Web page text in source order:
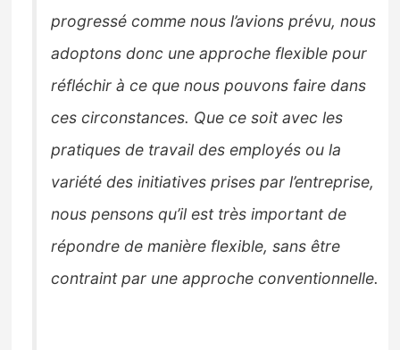
progressé comme nous l’avions prévu, nous
adoptons donc une approche flexible pour
réfléchir à ce que nous pouvons faire dans
ces circonstances. Que ce soit avec les
pratiques de travail des employés ou la
variété des initiatives prises par l’entreprise,
nous pensons qu’il est très important de
répondre de manière flexible, sans être
contraint par une approche conventionnelle.